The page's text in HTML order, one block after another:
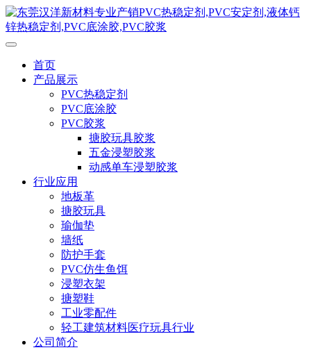
首页
产品展示
PVC热稳定剂
PVC底涂胶
PVC胶浆
搪胶玩具胶浆
五金浸塑胶浆
动感单车浸塑胶浆
行业应用
地板革
搪胶玩具
瑜伽垫
墙纸
防护手套
PVC仿生鱼饵
浸塑衣架
搪塑鞋
工业零配件
轻工建筑材料医疗玩具行业
公司简介